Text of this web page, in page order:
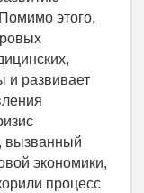
этого,
и развивает
вызванный
экономики,
процесс